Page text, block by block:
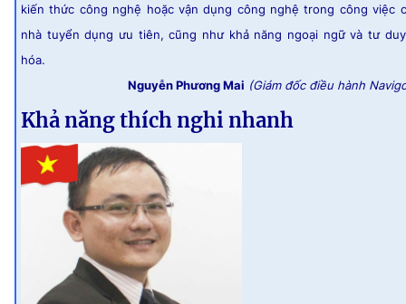
kiến thức công nghệ hoặc vận dụng công nghệ trong công việc
nhà tuyển dụng ưu tiên, cũng như khả năng ngoại ngữ và tư
hóa.
Nguyễn Phương Mai (Giám đốc điều hành
Khả năng thích nghi nhanh